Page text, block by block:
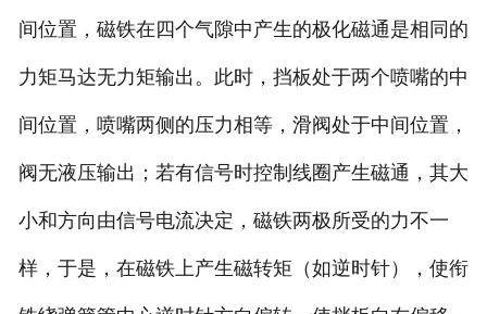
间位置，磁铁在四个气隙中产生的极化磁通是相同的
力矩马达无力矩输出。此时，挡板处于两个喷嘴的中
间位置，喷嘴两侧的压力相等，滑阀处于中间位置，
阀无液压输出；若有信号时控制线圈产生磁通，其大
小和方向由信号电流决定，磁铁两极所受的力不一
样，于是，在磁铁上产生磁转矩（如逆时针），使衔